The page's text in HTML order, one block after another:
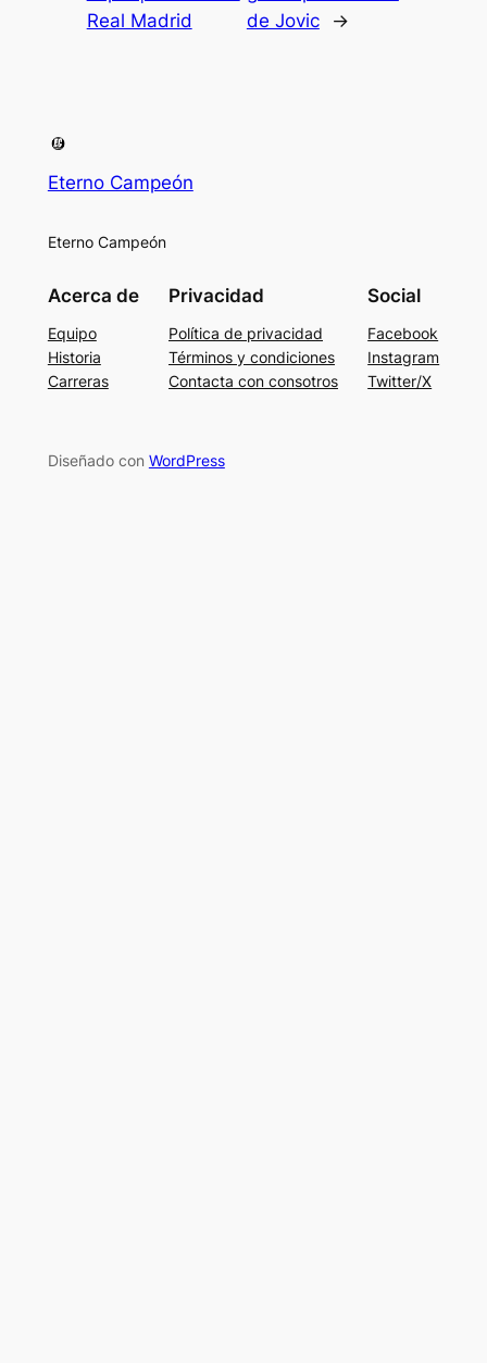
Real Madrid
de Jovic
→
Eterno Campeón
Eterno Campeón
Acerca de
Equipo
Historia
Carreras
Privacidad
Política de privacidad
Términos y condiciones
Contacta con consotros
Social
Facebook
Instagram
Twitter/X
Diseñado con WordPress